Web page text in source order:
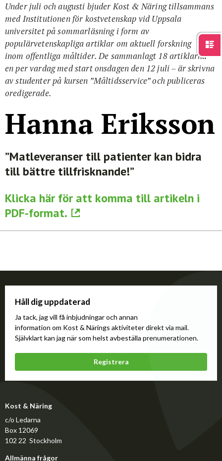
För studenter English
Under juli och augusti bjuder Kost & Näring tillsammans
med Institutionen för kostvetenskap vid Uppsala
universitet på sommarläsning i form av
populärvetenskapliga artiklar om aktuell forskning
inom offentliga måltider. De sammanlagt 18 artiklarna –
en per vardag med start onsdagen den 12 juli – är skrivna
av studenter på kursen ”Måltidsservice” och publiceras
oredigerade.
Hanna Eriksson
”Matleveranser till patienter kan bidra
till bättre tillfrisknande!”
Klicka här för att komma till artikeln i
PDF-format.
Håll dig uppdaterad
Ja tack, jag vill få inbjudningar och annan
information om Kost & Närings aktiviteter direkt via mail.
Självklart kan jag när som helst avbeställa prenumerationen.
Registrera
Kost & Näring
c/o Ledarna
Box 12069
102 22 Stockholm
Allmänna frågor